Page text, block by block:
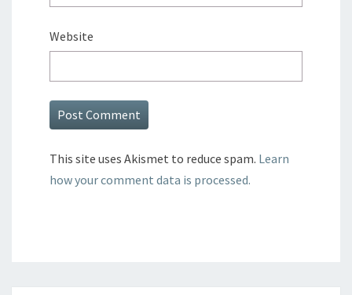
Website
This site uses Akismet to reduce spam. Learn
how your comment data is processed.